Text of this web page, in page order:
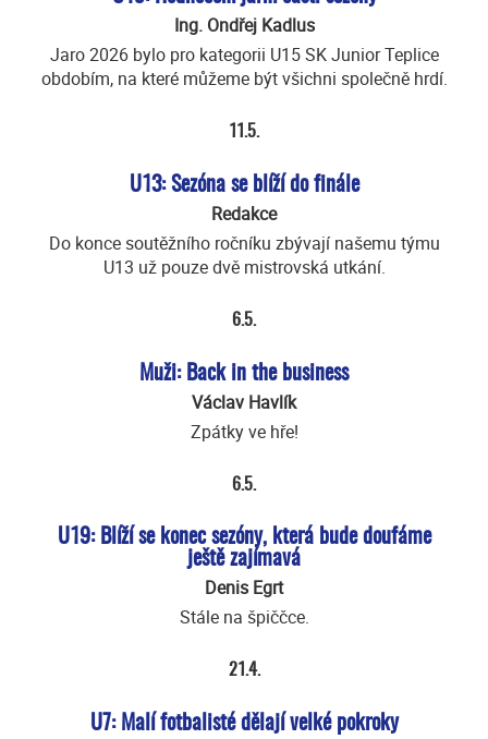
Ing. Ondřej Kadlus
Jaro 2026 bylo pro kategorii U15 SK Junior Teplice
obdobím, na které můžeme být všichni společně hrdí.
11.5.
U13: Sezóna se blíží do finále
Redakce
Do konce soutěžního ročníku zbývají našemu týmu
U13 už pouze dvě mistrovská utkání.
6.5.
Muži: Back in the business
Václav Havlík
Zpátky ve hře!
6.5.
U19: Blíží se konec sezóny, která bude doufáme
ještě zajímavá
Denis Egrt
Stále na špiččce.
21.4.
U7: Malí fotbalisté dělají velké pokroky